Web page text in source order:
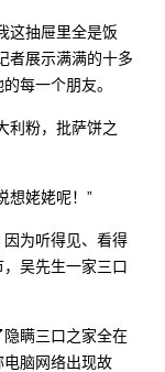
这抽屉里全是饭
者展示满满的十多
每一个朋友。
利粉，批萨饼之
想姥姥呢！”
为听得见、看得
吴先生一家三口
瞒三口之家全在
脑网络出现故